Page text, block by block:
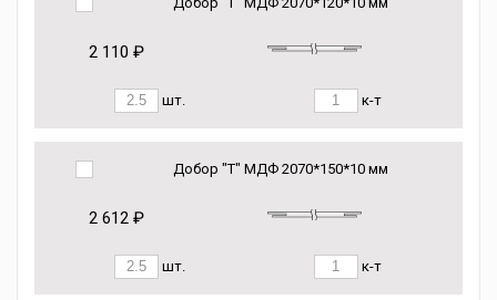
2 110 ₽
шт. к-т
Добор "Т" МДФ 2070*150*10 мм
2 612 ₽
шт. к-т